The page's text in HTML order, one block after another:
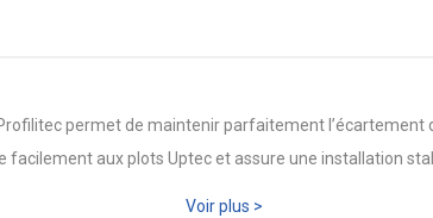
permet de maintenir parfaitement l’écartement
facilement aux plots Uptec et assure une installation
Voir plus >